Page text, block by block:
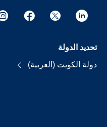
تحديد الدولة
دولة الكويت (العربية)